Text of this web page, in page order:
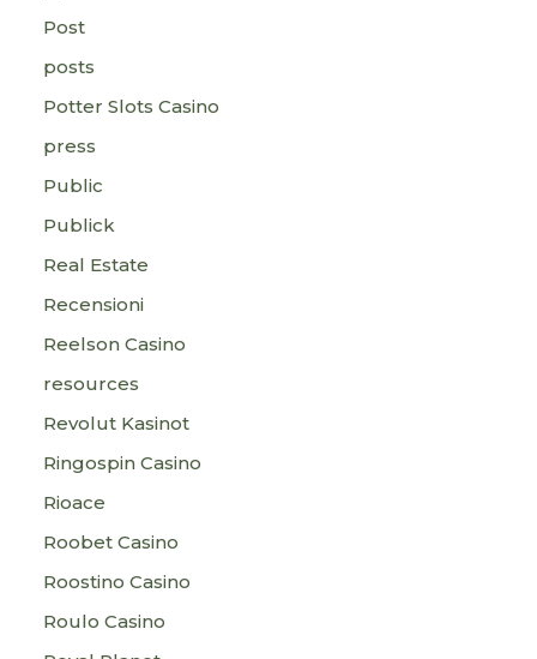
Post
posts
Potter Slots Casino
press
Public
Publick
Real Estate
Recensioni
Reelson Casino
resources
Revolut Kasinot
Ringospin Casino
Rioace
Roobet Casino
Roostino Casino
Roulo Casino